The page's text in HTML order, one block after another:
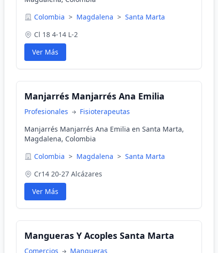
Colombia > Magdalena > Santa Marta
Cl 18 4-14 L-2
Ver Más
Manjarrés Manjarrés Ana Emilia
Profesionales
Fisioterapeutas
Manjarrés Manjarrés Ana Emilia en Santa Marta,
Magdalena, Colombia
Colombia > Magdalena > Santa Marta
Cr14 20-27 Alcázares
Ver Más
Mangueras Y Acoples Santa Marta
Comercios
Mangueras